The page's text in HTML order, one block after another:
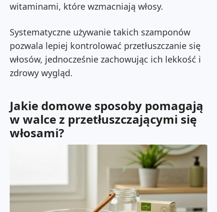
witaminami, które wzmacniają włosy.
Systematyczne używanie takich szamponów
pozwala lepiej kontrolować przetłuszczanie się
włosów, jednocześnie zachowując ich lekkość i
zdrowy wygląd.
Jakie domowe sposoby pomagają
w walce z przetłuszczającymi się
włosami?